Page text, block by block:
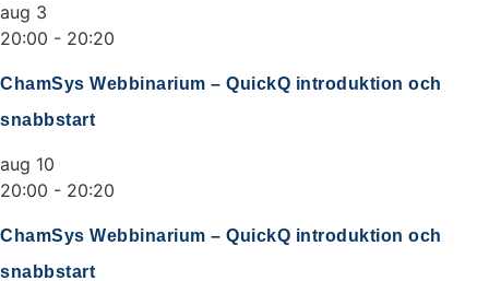
aug 3
20:00 - 20:20
ChamSys Webbinarium – QuickQ introduktion och
snabbstart
aug 10
20:00 - 20:20
ChamSys Webbinarium – QuickQ introduktion och
snabbstart